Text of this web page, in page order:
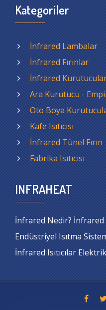
Kategoriler
İnfrared Lambalar
İnfrared Fırınlar
İnfrared
Ara Kurutucu -
Oto Boya
Kafe Isıtıcısı
İnfrared Tünel Fırın
Fabrika Isıtıcısı
INFRAHEAT
İnfrared Nedir? İnfrared
Endüstriyel Isıtma
İnfrared Isıtıcılar